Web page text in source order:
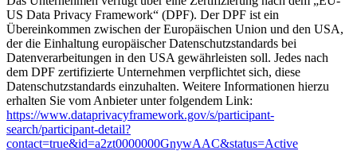
US Data Privacy Framework“ (DPF). Der DPF ist ein
Übereinkommen zwischen der Europäischen Union und den USA,
der die Einhaltung europäischer Datenschutzstandards bei
Datenverarbeitungen in den USA gewährleisten soll. Jedes nach
dem DPF zertifizierte Unternehmen verpflichtet sich, diese
Datenschutzstandards einzuhalten. Weitere Informationen hierzu
erhalten Sie vom Anbieter unter folgendem Link:
https://www.dataprivacyframework.gov/s/participant-
search/participant-detail?
contact=true&id=a2zt0000000GnywAAC&status=Active